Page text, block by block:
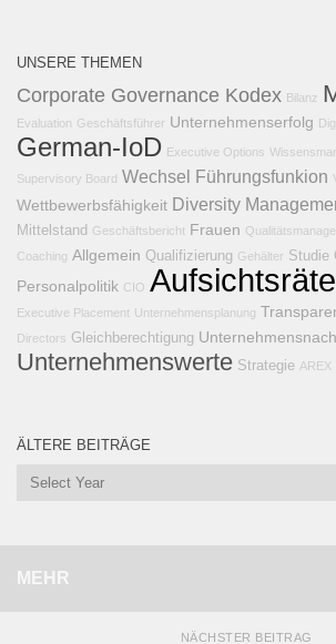
UNSERE THEMEN
Corporate Governance Kodex Bilanz
Evaluation Geschäftsführer Unternehmenserfolg
German-IoD Executive Options
Supervisory Board Wechsel Führungsfunkion
Wettbewerbsfähigkeit Diversity
Mittelstand Geschäftsbericht Frauen
Coaching Allgemein Qualifizierung Gehälter Studie
Personalpolitik CIO Aufsichtsräte
Executive Placement
Unternehmensplanung
Directors Gleichberechtigung
Unternehmenswerte Strategie AREX
ÄLTERE BEITRÄGE
MEHR
NÄCHSTER BEITRAG